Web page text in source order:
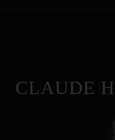
CLAUDE